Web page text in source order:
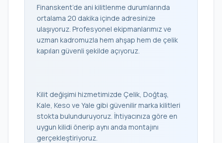
Finanskent’de ani kilitlenme durumlarında
ortalama 20 dakika içinde adresinize
ulaşıyoruz. Profesyonel ekipmanlarımız ve
uzman kadromuzla hem ahşap hem de çelik
kapıları güvenli şekilde açıyoruz.
Kilit değişimi hizmetimizde Çelik, Doğtaş,
Kale, Keso ve Yale gibi güvenilir marka kilitleri
stokta bulunduruyoruz. İhtiyacınıza göre en
uygun kilidi önerip aynı anda montajını
gerçekleştiriyoruz.